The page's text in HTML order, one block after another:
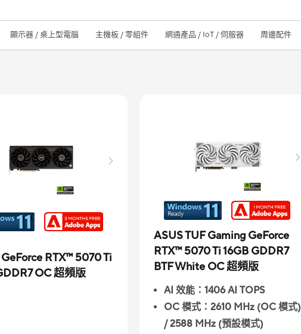
顯示器 / 桌上型電腦 主機板 / 零組件 網通產品 / IoT / 伺服器 周邊配件
RTX™ 5070 Ti
OC 超頻版
ASUS TUF Gaming GeForce
RTX™ 5070 Ti 16GB GDDR7
BTF White OC 超頻版
AI 效能：1406 AI TOPS
OC 模式：2610 MHz (OC 模式)
/ 2588 MHz (預設模式)